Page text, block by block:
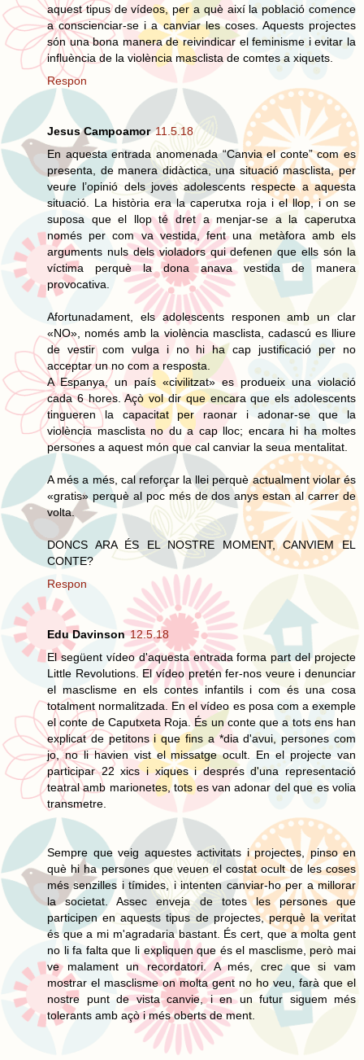
aquest tipus de vídeos, per a què així la població comence
a conscienciar-se i a canviar les coses. Aquests projectes
són una bona manera de reivindicar el feminisme i evitar la
influència de la violència masclista de comtes a xiquets.
Respon
Jesus Campoamor 11.5.18
En aquesta entrada anomenada “Canvia el conte” com es
presenta, de manera didàctica, una situació masclista, per
veure l’opinió dels joves adolescents respecte a aquesta
situació. La història era la caperutxa roja i el llop, i on se
suposa que el llop té dret a menjar-se a la caperutxa
només per com va vestida, fent una metàfora amb els
arguments nuls dels violadors qui defenen que ells són la
víctima perquè la dona anava vestida de manera
provocativa.
Afortunadament, els adolescents responen amb un clar
«NO», només amb la violència masclista, cadascú es lliure
de vestir com vulga i no hi ha cap justificació per no
acceptar un no com a resposta.
A Espanya, un país «civilitzat» es produeix una violació
cada 6 hores. Açò vol dir que encara que els adolescents
tingueren la capacitat per raonar i adonar-se que la
violència masclista no du a cap lloc; encara hi ha moltes
persones a aquest món que cal canviar la seua mentalitat.
A més a més, cal reforçar la llei perquè actualment violar és
«gratis» perquè al poc més de dos anys estan al carrer de
volta.
DONCS ARA ÉS EL NOSTRE MOMENT, CANVIEM EL
CONTE?
Respon
Edu Davinson 12.5.18
El següent vídeo d'aquesta entrada forma part del projecte
Little Revolutions. El vídeo pretén fer-nos veure i denunciar
el masclisme en els contes infantils i com és una cosa
totalment normalitzada. En el vídeo es posa com a exemple
el conte de Caputxeta Roja. És un conte que a tots ens han
explicat de petitons i que fins a *dia d'avui, persones com
jo, no li havien vist el missatge ocult. En el projecte van
participar 22 xics i xiques i després d'una representació
teatral amb marionetes, tots es van adonar del que es volia
transmetre.
Sempre que veig aquestes activitats i projectes, pinso en
què hi ha persones que veuen el costat ocult de les coses
més senzilles i tímides, i intenten canviar-ho per a millorar
la societat. Assec enveja de totes les persones que
participen en aquests tipus de projectes, perquè la veritat
és que a mi m'agradaria bastant. És cert, que a molta gent
no li fa falta que li expliquen que és el masclisme, però mai
ve malament un recordatori. A més, crec que si vam
mostrar el masclisme on molta gent no ho veu, farà que el
nostre punt de vista canvie, i en un futur siguem més
tolerants amb açò i més oberts de ment.